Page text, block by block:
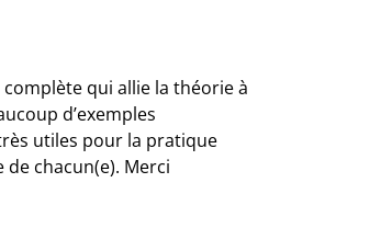
qui allie la théorie à
d’exemples
utiles pour la pratique
chacun(e). Merci